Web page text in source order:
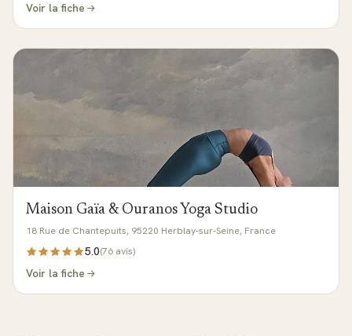
Voir la fiche
Maison Gaïa & Ouranos Yoga Studio
18 Rue de Chantepuits, 95220 Herblay-sur-Seine, France
5.0(76 avis)
Voir la fiche